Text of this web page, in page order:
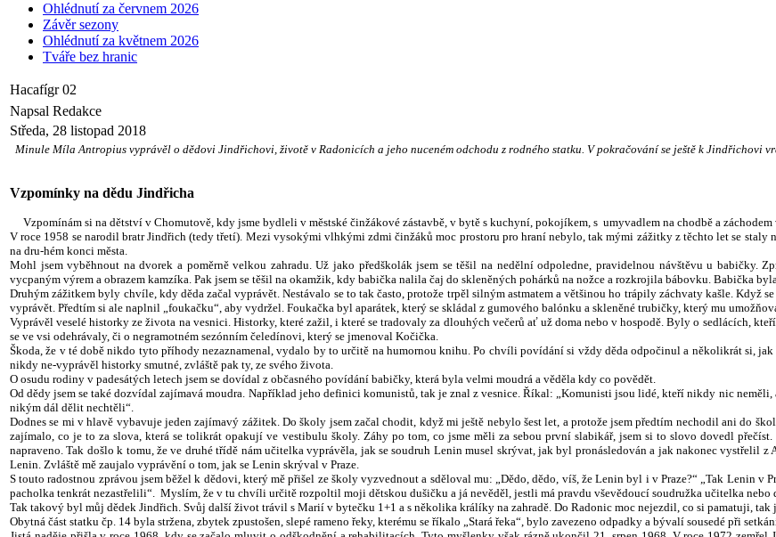
Ohlédnutí za červnem 2026
Závěr sezony
Ohlédnutí za květnem 2026
Tváře bez hranic
Hacafígr 02
Napsal Redakce
Středa, 28 listopad 2018
Minule Míla Antropius vyprávěl o dědovi Jindřichovi, životě v Radonicích a jeho nuceném odchodu z rodného statku. V pokračování se ještě k Jindřichovi
Vzpomínky na dědu Jindřicha
Vzpomínám si na dětství v Chomutově, kdy jsme bydleli v městské činžákové zástavbě, v bytě s kuchyní, pokojíkem, s umyvadlem na chodbě a záchodem
V roce 1958 se narodil bratr Jindřich (tedy třetí). Mezi vysokými vlhkými zdmi činžáků moc prostoru pro hraní nebylo, tak mými zážitky z těchto let se
na dru-hém konci města.
Mohl jsem vyběhnout na dvorek a poměrně velkou zahradu. Už jako předškolák jsem se těšil na nedělní odpoledne, pravidelnou návštěvu u babičky.
vycpaným výrem a obrazem kamzíka. Pak jsem se těšil na okamžik, kdy babička nalila čaj do skleněných pohárků na nožce a rozkrojila bábovku. Babička
Druhým zážitkem byly chvíle, kdy děda začal vyprávět. Nestávalo se to tak často, protože trpěl silným astmatem a většinou ho trápily záchvaty kašle. Když
vyprávět. Předtím si ale naplnil „foukačku“, aby vydržel. Foukačka byl aparátek, který se skládal z gumového balónku a skleněné trubičky, který mu
Vyprávěl veselé historky ze života na vesnici. Historky, které zažil, i které se tradovaly za dlouhých večerů ať už doma nebo v hospodě. Byly o sedlácích,
se ve vsi odehrávaly, či o negramotném sezónním čeledínovi, který se jmenoval Kočička.
Škoda, že v té době nikdo tyto příhody nezaznamenal, vydalo by to určitě na humornou knihu. Po chvíli povídání si vždy děda odpočinul a několikrát si,
nikdy ne-vyprávěl historky smutné, zvláště pak ty, ze svého života.
O osudu rodiny v padesátých letech jsem se dovídal z občasného povídání babičky, která byla velmi moudrá a věděla kdy co povědět.
Od dědy jsem se také dozvídal zajímavá moudra. Například jeho definici komunistů, tak je znal z vesnice. Říkal: „Komunisti jsou lidé, kteří nikdy nic
nikým dál dělit nechtěli“.
Dodnes se mi v hlavě vybavuje jeden zajímavý zážitek. Do školy jsem začal chodit, když mi ještě nebylo šest let, a protože jsem předtím nechodil ani do
zajímalo, co je to za slova, která se tolikrát opakují ve vestibulu školy. Záhy po tom, co jsme měli za sebou první slabikář, jsem si to slovo dovedl
napraveno. Tak došlo k tomu, že ve druhé třídě nám učitelka vyprávěla, jak se soudruh Lenin musel skrývat, jak byl pronásledován a jak nakonec vystřelil
Lenin. Zvláště mě zaujalo vyprávění o tom, jak se Lenin skrýval v Praze.
S touto radostnou zprávou jsem běžel k dědovi, který mě přišel ze školy vyzvednout a sděloval mu: „Dědo, dědo, víš, že Lenin byl i v Praze?“ „Tak Lenin v
pacholka tenkrát nezastřelili“. Myslím, že v tu chvíli určitě rozpoltil moji dětskou dušičku a já nevěděl, jestli má pravdu vševědoucí soudružka učitelka nebo
Tak takový byl můj dědek Jindřich. Svůj další život trávil s Marií v bytečku 1+1 a s několika králíky na zahradě. Do Radonic moc nejezdil, co si pamatuji, tak
Obytná část statku čp. 14 byla stržena, zbytek zpustošen, slepé rameno řeky, kterému se říkalo „Stará řeka“, bylo zavezeno odpadky a bývalí sousedé při